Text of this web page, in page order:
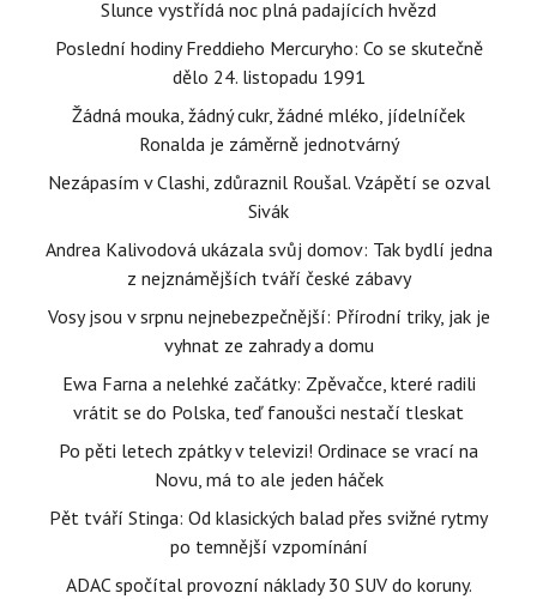
Slunce vystřídá noc plná padajících hvězd
Poslední hodiny Freddieho Mercuryho: Co se skutečně
dělo 24. listopadu 1991
Žádná mouka, žádný cukr, žádné mléko, jídelníček
Ronalda je záměrně jednotvárný
Nezápasím v Clashi, zdůraznil Roušal. Vzápětí se ozval
Sivák
Andrea Kalivodová ukázala svůj domov: Tak bydlí jedna
z nejznámějších tváří české zábavy
Vosy jsou v srpnu nejnebezpečnější: Přírodní triky, jak je
vyhnat ze zahrady a domu
Ewa Farna a nelehké začátky: Zpěvačce, které radili
vrátit se do Polska, teď fanoušci nestačí tleskat
Po pěti letech zpátky v televizi! Ordinace se vrací na
Novu, má to ale jeden háček
Pět tváří Stinga: Od klasických balad přes svižné rytmy
po temnější vzpomínání
ADAC spočítal provozní náklady 30 SUV do koruny.